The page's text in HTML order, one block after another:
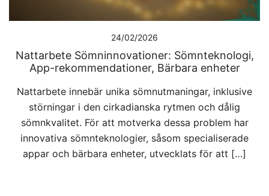
24/02/2026
Nattarbete Sömninnovationer: Sömnteknologi,
App-rekommendationer, Bärbara enheter
Nattarbete innebär unika sömnutmaningar, inklusive
störningar i den cirkadianska rytmen och dålig
sömnkvalitet. För att motverka dessa problem har
innovativa sömnteknologier, såsom specialiserade
appar och bärbara enheter, utvecklats för att […]